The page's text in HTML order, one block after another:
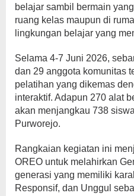
belajar sambil bermain
ruang kelas maupun di
lingkungan belajar yang
Selama 4-7 Juni 2026,
dan 29 anggota komunitas
pelatihan yang dikemas
interaktif. Adapun 270 alat
akan menjangkau 738
Purworejo.
Rangkaian kegiatan ini
OREO untuk melahirkan
generasi yang memiliki
Responsif, dan Unggul